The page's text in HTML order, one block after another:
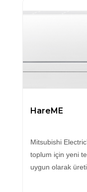
HareME
Mitsubishi
toplum için yeni
uygun olarak